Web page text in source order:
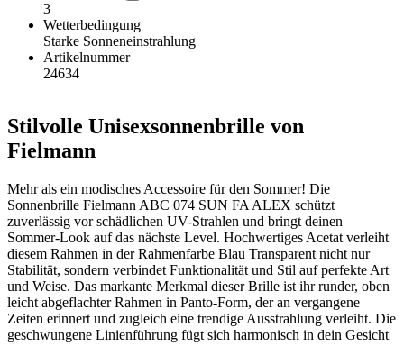
3
Wetterbedingung
Starke Sonneneinstrahlung
Artikelnummer
24634
Stilvolle Unisexsonnenbrille von
Fielmann
Mehr als ein modisches Accessoire für den Sommer! Die
Sonnenbrille Fielmann ABC 074 SUN FA ALEX schützt
zuverlässig vor schädlichen UV-Strahlen und bringt deinen
Sommer-Look auf das nächste Level. Hochwertiges Acetat verleiht
diesem Rahmen in der Rahmenfarbe Blau Transparent nicht nur
Stabilität, sondern verbindet Funktionalität und Stil auf perfekte Art
und Weise. Das markante Merkmal dieser Brille ist ihr runder, oben
leicht abgeflachter Rahmen in Panto-Form, der an vergangene
Zeiten erinnert und zugleich eine trendige Ausstrahlung verleiht. Die
geschwungene Linienführung fügt sich harmonisch in dein Gesicht